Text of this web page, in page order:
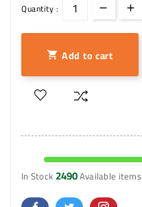
Quantity :
 Add to cart
In Stock2490Available items